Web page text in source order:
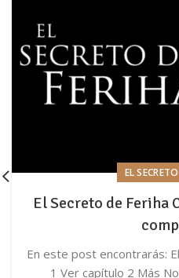
EL
El Secreto de Feriha
En este post encontrarás:
1 Ver capítulo 2 Más